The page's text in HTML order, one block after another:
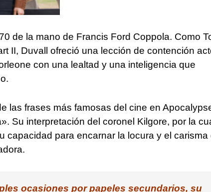
de la mano de Francis Ford Coppola. Como
II, Duvall ofreció una lección de contención
con una lealtad y una inteligencia que
las frases más famosas del cine en
Su interpretación del coronel Kilgore, por la
capacidad para encarnar la locura y el carisma
ocasiones por papeles secundarios, su